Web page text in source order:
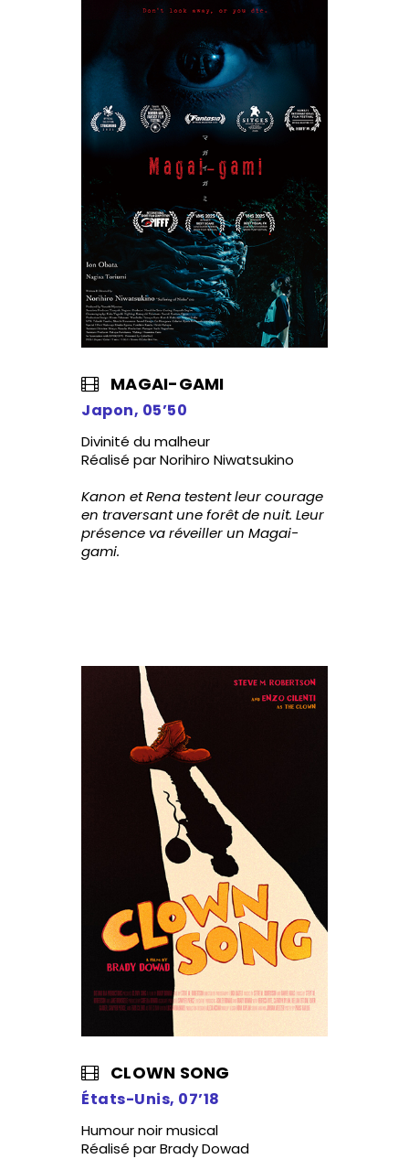
MAGAI-GAMI
Japon, 05’50
Divinité du malheur
Réalisé par Norihiro Niwatsukino
Kanon et Rena testent leur courage
en traversant une forêt de nuit. Leur
présence va réveiller un Magai-
gami.
CLOWN SONG
États-Unis, 07’18
Humour noir musical
Réalisé par Brady Dowad